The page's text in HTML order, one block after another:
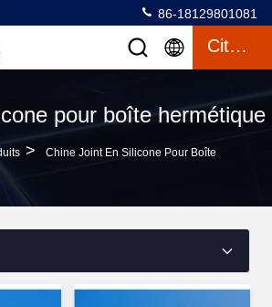
86-18129801081
Citation
pour boîte hermétique
>
Chine Joint En Silicone Pour Boîte